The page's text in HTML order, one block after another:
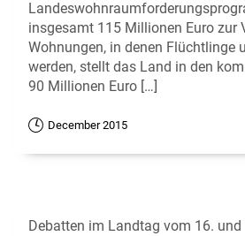
insgesamt 115 Millionen Euro zur
Wohnungen, in denen Flüchtlinge
werden, stellt das Land in den
90 Millionen Euro […]
December 2015
Debatten im Landtag vom 16.